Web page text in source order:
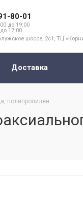
80-01
до 19:00
17:00
шоссе, 2с1, ТЦ
Доставка
полипропилен